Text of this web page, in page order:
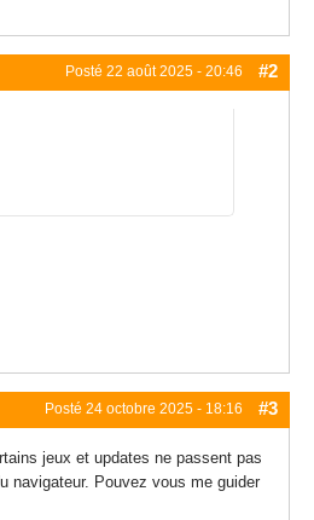
Posté 22 août 2025 - 20:46 #2
Posté 24 octobre 2025 - 18:16 #3
jeux et updates ne passent pas
navigateur. Pouvez vous me guider